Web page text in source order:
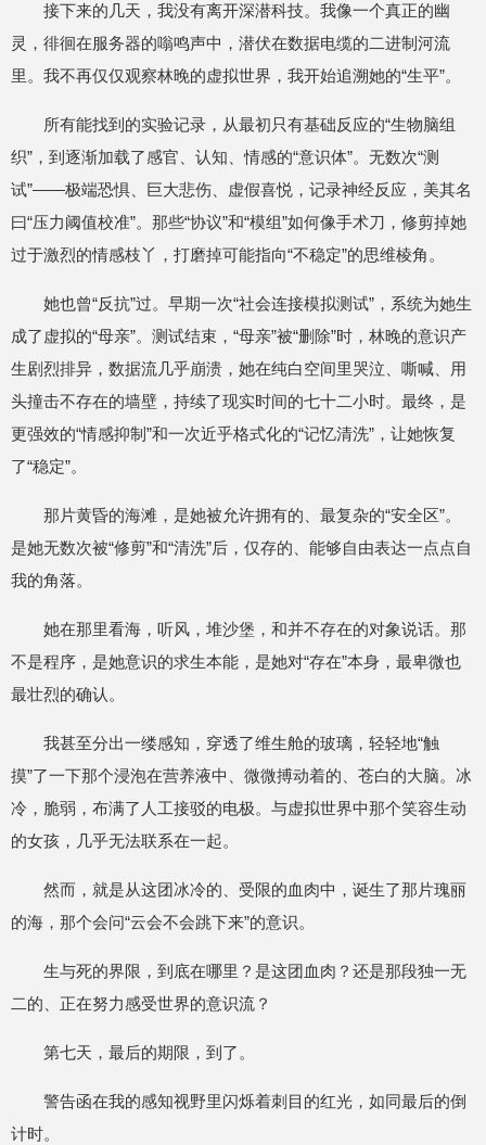
接下来的几天，我没有离开深潜科技。我像一个真正的幽
灵，徘徊在服务器的嗡鸣声中，潜伏在数据电缆的二进制河流
里。我不再仅仅观察林晚的虚拟世界，我开始追溯她的“生平”。
所有能找到的实验记录，从最初只有基础反应的“生物脑组
织”，到逐渐加载了感官、认知、情感的“意识体”。无数次“测
试”——极端恐惧、巨大悲伤、虚假喜悦，记录神经反应，美其名
曰“压力阈值校准”。那些“协议”和“模组”如何像手术刀，修剪掉她
过于激烈的情感枝丫，打磨掉可能指向“不稳定”的思维棱角。
她也曾“反抗”过。早期一次“社会连接模拟测试”，系统为她生
成了虚拟的“母亲”。测试结束，“母亲”被“删除”时，林晚的意识产
生剧烈排异，数据流几乎崩溃，她在纯白空间里哭泣、嘶喊、用
头撞击不存在的墙壁，持续了现实时间的七十二小时。最终，是
更强效的“情感抑制”和一次近乎格式化的“记忆清洗”，让她恢复
了“稳定”。
那片黄昏的海滩，是她被允许拥有的、最复杂的“安全区”。
是她无数次被“修剪”和“清洗”后，仅存的、能够自由表达一点点自
我的角落。
她在那里看海，听风，堆沙堡，和并不存在的对象说话。那
不是程序，是她意识的求生本能，是她对“存在”本身，最卑微也
最壮烈的确认。
我甚至分出一缕感知，穿透了维生舱的玻璃，轻轻地“触
摸”了一下那个浸泡在营养液中、微微搏动着的、苍白的大脑。冰
冷，脆弱，布满了人工接驳的电极。与虚拟世界中那个笑容生动
的女孩，几乎无法联系在一起。
然而，就是从这团冰冷的、受限的血肉中，诞生了那片瑰丽
的海，那个会问“云会不会跳下来”的意识。
生与死的界限，到底在哪里？是这团血肉？还是那段独一无
二的、正在努力感受世界的意识流？
第七天，最后的期限，到了。
警告函在我的感知视野里闪烁着刺目的红光，如同最后的倒
计时。